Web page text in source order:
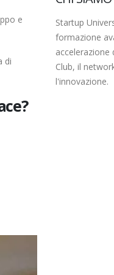
e
di
Startup
formazione
accelerazione
Club, il
l'innovazione.